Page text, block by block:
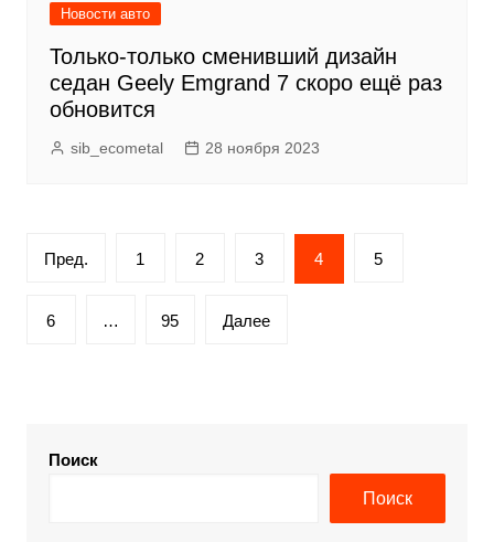
Новости авто
Только-только сменивший дизайн
седан Geely Emgrand 7 скоро ещё раз
обновится
sib_ecometal 28 ноября 2023
Пагинация
Пред. 1 2 3 4 5
6 … 95 Далее
Поиск
Поиск